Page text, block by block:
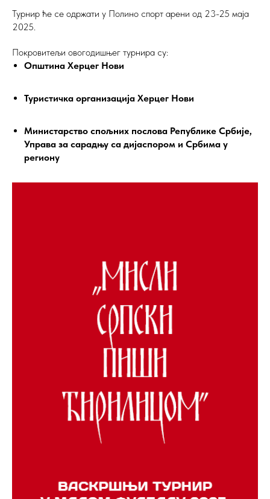
Турнир ће се одржати у Полино спорт арени од 23-25 маја
2025.
Покровитељи овогодишњег турнира су:
Општина Херцег Нови
Туристичка организација Херцег Нови
Министарство спољних послова Републике Србије,
Управа за сарадњу са дијаспором и Србима у
региону